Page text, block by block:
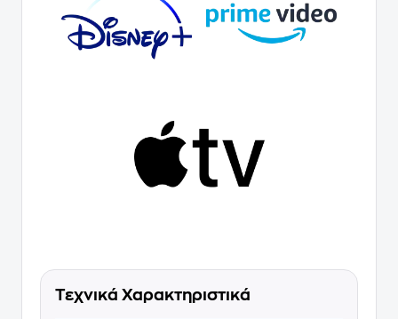
Τεχνικά Χαρακτηριστικά